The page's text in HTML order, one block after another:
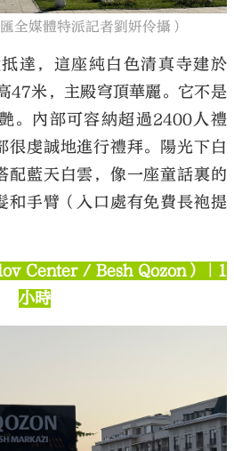
全媒體特派記者劉妍伶攝）
達，這座純白色清真寺建於
47米，主殿穹頂華麗。它不是
。內部可容納超過2400人禮
很虔誠地進行禮拜。陽光下白
配藍天白雲，像一座童話裏的
和手臂（入口處有免費長袍提
Center / Besh Qozon）｜1
小時